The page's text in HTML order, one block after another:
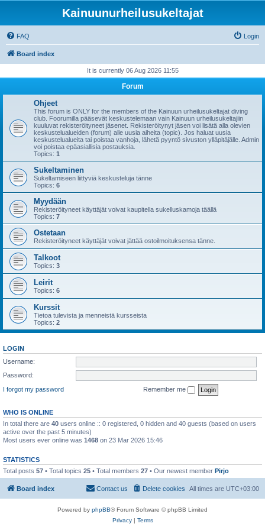
Kainuunurheilusukeltajat
FAQ Login
Board index
It is currently 06 Aug 2026 11:55
Forum
Ohjeet
This forum is ONLY for the members of the Kainuun urheilusukeltajat diving
club. Foorumilla pääsevät keskustelemaan vain Kainuun urheilusukeltajiin
kuuluvat rekisteröityneet jäsenet. Rekisteröitynyt jäsen voi lisätä alla olevien
keskustelualueiden (forum) alle uusia aiheita (topic). Jos haluat uusia
keskustelualueita tai poistaa vanhoja, lähetä pyyntö sivuston ylläpitäjälle. Admin
voi poistaa epäasiallisia postauksia.
Topics: 1
Sukeltaminen
Sukeltamiseen liittyviä keskusteluja tänne
Topics: 6
Myydään
Rekisteröityneet käyttäjät voivat kaupitella sukelluskamoja täällä
Topics: 7
Ostetaan
Rekisteröityneet käyttäjät voivat jättää ostoilmoituksensa tänne.
Talkoot
Topics: 3
Leirit
Topics: 6
Kurssit
Tietoa tulevista ja menneistä kursseista
Topics: 2
LOGIN
Username:
Password:
I forgot my password
Remember me
WHO IS ONLINE
In total there are 40 users online :: 0 registered, 0 hidden and 40 guests (based on users
active over the past 5 minutes)
Most users ever online was 1468 on 23 Mar 2026 15:46
STATISTICS
Total posts 57 • Total topics 25 • Total members 27 • Our newest member Pirjo
Board index All times are UTC+03:00
Delete cookies
Contact us
Powered by phpBB® Forum Software © phpBB Limited
Privacy| Terms